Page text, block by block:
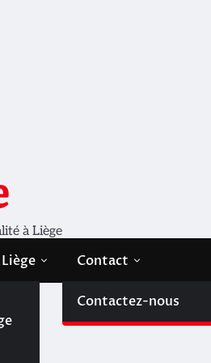
à Liège
Contact
Contactez-nous